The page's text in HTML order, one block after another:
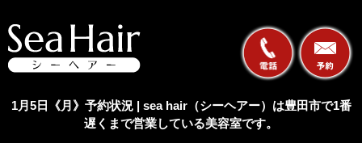
1月5日《月》予約状況 | sea hair（シーヘアー）は豊田市で1番
遅くまで営業している美容室です。